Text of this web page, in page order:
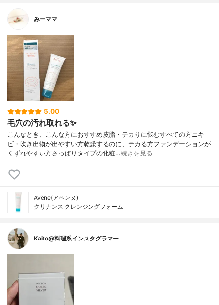
みーママ
5.00
毛穴の汚れ取れる✨
こんなとき、こんな方におすすめ皮脂・テカりに悩むすべての方ニキ
ビ・吹き出物が出やすい方乾燥するのに、テカる方ファンデーションが
くずれやすい方さっぱりタイプの化粧…続きを見る
Avène(アベンヌ)
クリナンス クレンジングフォーム
Kaito@料理系インスタグラマー